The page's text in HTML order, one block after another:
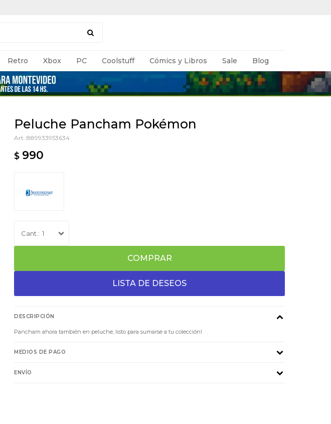
Retro Xbox PC Coolstuff Cómics y Libros Sale Blog
Peluche Pancham Pokémon
889933953634
$ 990
1
COMPRAR
DESCRIPCIÓN
Pancham ahora también en peluche, listo para sumarse a tu colección!
MEDIOS DE PAGO
ENVÍO